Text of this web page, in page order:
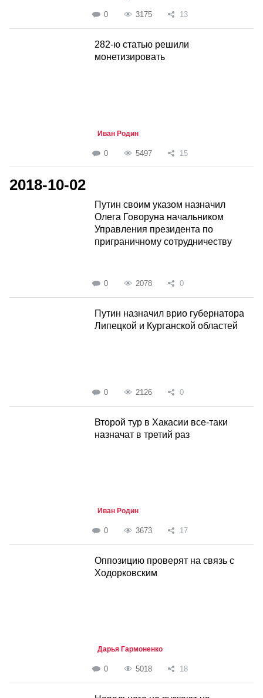
0 3175 13
282-ю статью решили
монетизировать
Иван Родин
0 5497 15
2018-10-02
Путин своим указом назначил
Олега Говоруна начальником
Управления президента по
приграничному сотрудничеству
0 2078 0
Путин назначил врио губернатора
Липецкой и Курганской областей
0 2126 0
Второй тур в Хакасии все-таки
назначат в третий раз
Иван Родин
0 3673 17
Оппозицию проверят на связь с
Ходорковским
Дарья Гармоненко
0 5018 18